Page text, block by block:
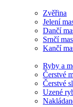
Zvěřina
Jelení
Dančí
Srnčí
Kančí
Ryby a
Čerstvé
Čerstvé
Uzené